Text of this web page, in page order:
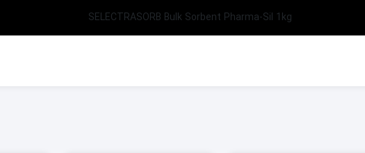
SELECTRASORB Bulk Sorbent Pharma-Sil 1kg